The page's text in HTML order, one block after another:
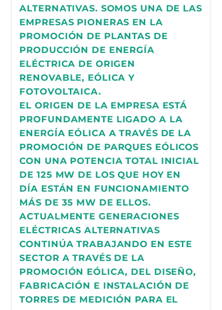
ALTERNATIVAS. SOMOS UNA DE LAS
EMPRESAS PIONERAS EN LA
PROMOCIÓN DE PLANTAS DE
PRODUCCIÓN DE ENERGÍA
ELÉCTRICA DE ORIGEN
RENOVABLE, EÓLICA Y
FOTOVOLTAICA.
EL ORIGEN DE LA EMPRESA ESTÁ
PROFUNDAMENTE LIGADO A LA
ENERGÍA EÓLICA A TRAVÉS DE LA
PROMOCIÓN DE PARQUES EÓLICOS
CON UNA POTENCIA TOTAL INICIAL
DE 125 MW DE LOS QUE HOY EN
DÍA ESTÁN EN FUNCIONAMIENTO
MÁS DE 35 MW DE ELLOS.
ACTUALMENTE GENERACIONES
ELÉCTRICAS ALTERNATIVAS
CONTINÚA TRABAJANDO EN ESTE
SECTOR A TRAVÉS DE LA
PROMOCIÓN EÓLICA, DEL DISEÑO,
FABRICACIÓN E INSTALACIÓN DE
TORRES DE MEDICIÓN PARA EL